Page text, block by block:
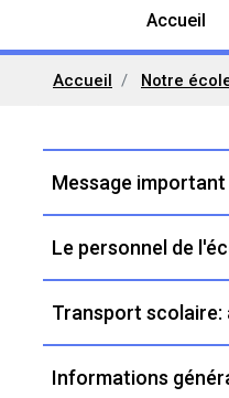
Accueil
Accueil Notre
Navigation
Message important
Le personnel de
Transport scolaire:
Informations